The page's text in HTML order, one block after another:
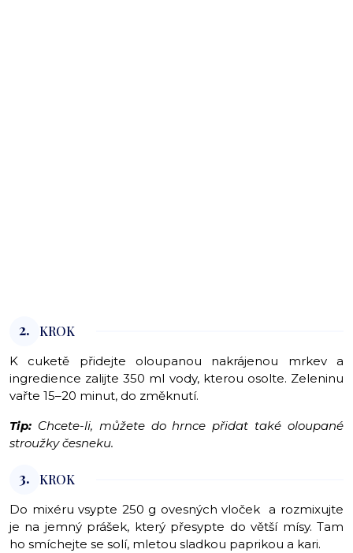
2. KROK
K cuketě přidejte oloupanou nakrájenou mrkev a
ingredience zalijte 350 ml vody, kterou osolte. Zeleninu
vařte 15–20 minut, do změknutí.
Tip: Chcete-li, můžete do hrnce přidat také oloupané
stroužky česneku.
3. KROK
Do mixéru vsypte 250 g ovesných vloček a rozmixujte
je na jemný prášek, který přesypte do větší mísy. Tam
ho smíchejte se solí, mletou sladkou paprikou a kari.